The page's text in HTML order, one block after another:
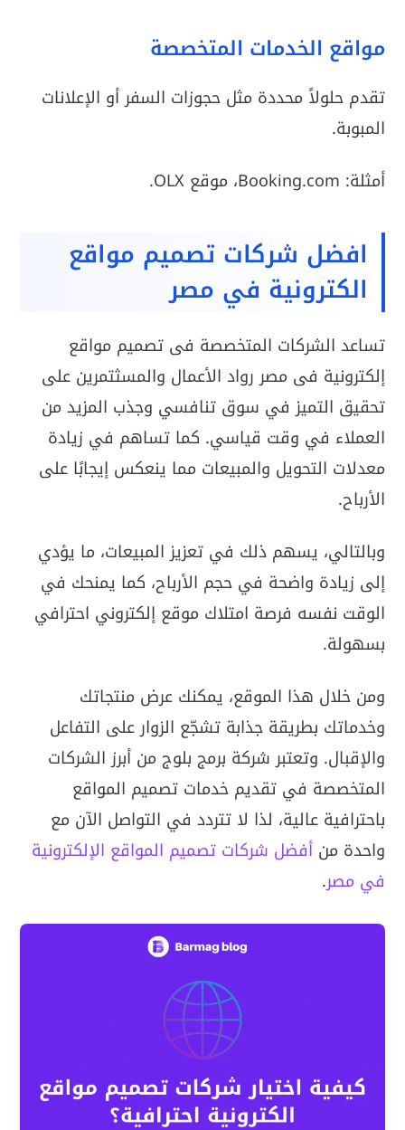
مواقع الخدمات المتخصصة
تقدم حلولاً محددة مثل حجوزات السفر أو الإعلانات
المبوبة.
أمثلة: Booking.com، موقع OLX.
افضل شركات تصميم مواقع
الكترونية في مصر
تساعد الشركات المتخصصة فى تصميم مواقع
إلكترونية فى مصر رواد الأعمال والمسثتمرين على
تحقيق التميز في سوق تنافسي وجذب المزيد من
العملاء في وقت قياسي. كما تساهم في زيادة
معدلات التحويل والمبيعات مما ينعكس إيجابًا على
الأرباح.
وبالتالي، يسهم ذلك في تعزيز المبيعات، ما يؤدي
إلى زيادة واضحة في حجم الأرباح، كما يمنحك في
الوقت نفسه فرصة امتلاك موقع إلكتروني احترافي
بسهولة.
ومن خلال هذا الموقع، يمكنك عرض منتجاتك
وخدماتك بطريقة جذابة تشجّع الزوار على التفاعل
والإقبال. وتعتبر شركة برمج بلوج من أبرز الشركات
المتخصصة في تقديم خدمات تصميم المواقع
باحترافية عالية، لذا لا تتردد في التواصل الآن مع
واحدة منأفضل شركات تصميم المواقع الإلكترونية
في مصر.